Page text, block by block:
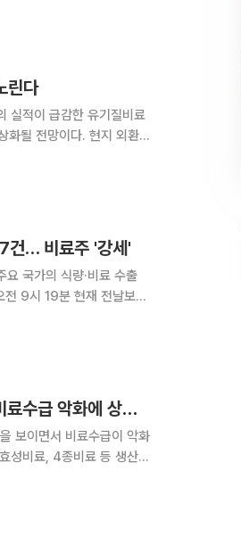
린다
실적이 급감한 유기질비료
화될 전망이다. 현지 외환
건… 비료주 '강세'
요 국가의 식량·비료 수출
[특징주] 조비, 국내 최초 완효성비료 생산…전 세계 비료수급 악화에 상승세
보이면서 비료수급이 악화